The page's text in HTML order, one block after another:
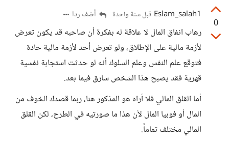
0
Eslam_salah1 قبل سنة واحدة أضف ردا
رهاب انفاق المال لا علاقة له بفكرة أن صاحبه قد يكون تعرض
لأزمة مالية على الإطلاق، ولو تعرض أحد لأزمة مالية حادة
فتوقع علم النفس وعلم السلوك أنه لو حدثت استجابة نفسية
قهرية فقد يصبح هذا الشخص سارق فيما بعد.
أما القلق المالي فلا أراه هو المذكور هنا، ربما قصدك الخوف من
المال أو فوبيا المال لأن هذا ما صورتيه في الطرح، لكن القلق
المالي مختلف تماماً.